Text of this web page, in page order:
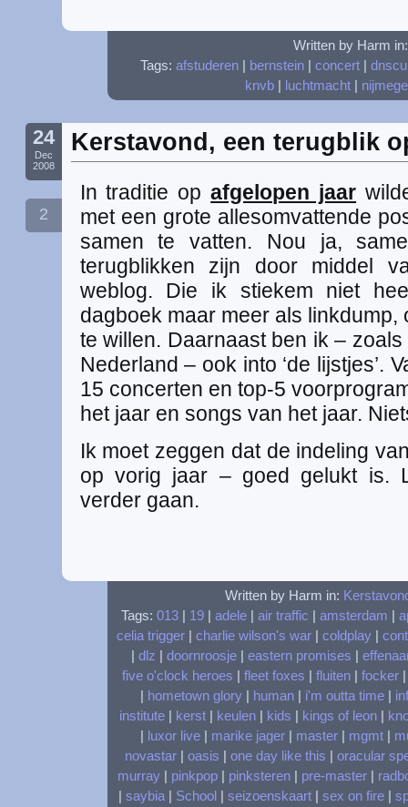
Written by Harm
Tags: afstuderen| bernstein| concert|
knvb| luchtmacht|
24
Dec
2008
2
Kerstavond, een terugblik
In traditie opafgelopen jaar
met een grote allesomvattende
samen te vatten. Nou ja,
terugblikken zijn door middel
weblog. Die ik stiekem niet
dagboek maar meer als linkdump,
te willen. Daarnaast ben ik –
Nederland – ook into ‘de lijstjes’.
15 concerten en top-5
het jaar en songs van het jaar.
Ik moet zeggen dat de indeling
op vorig jaar – goed gelukt is.
verder gaan.
Written by Harm in:
Tags: 013| 19| adele| air traffic amsterdam
celia trigger| charlie wilson's war| coldplay|
dlz doornroosje| eastern promises
five o'clock heroes
fleet foxes fluiten| focker
hometown glory| human| i'm outta time|
institute| kerst| keulen| kids kings of leon|
luxor live| marike jager| master| mgmt|
novastar| oasis one day like this
oracular
murray| pinkpop| pinksteren| pre-master|
saybia| School seizoenskaart| sex on fire|